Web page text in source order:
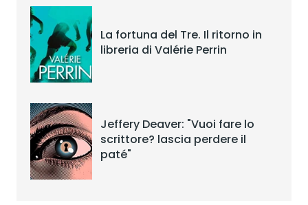
La fortuna del Tre. Il ritorno in
libreria di Valérie Perrin
Jeffery Deaver: "Vuoi fare lo
scrittore? lascia perdere il
paté"